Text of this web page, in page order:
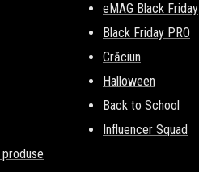
eMAG Black Friday
Black Friday PRO
Crăciun
Halloween
Back to School
Influencer Squad